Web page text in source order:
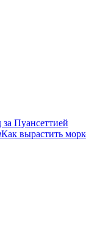
за Пуансеттией
Как вырастить